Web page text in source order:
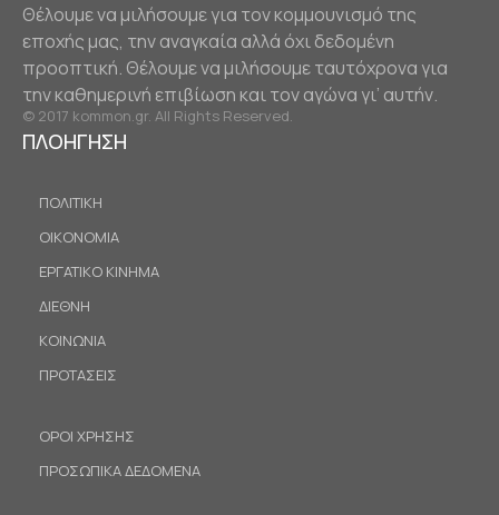
Θέλουμε να μιλήσουμε για τον κομμουνισμό της
εποχής μας, την αναγκαία αλλά όχι δεδομένη
προοπτική. Θέλουμε να μιλήσουμε ταυτόχρονα για
την καθημερινή επιβίωση και τον αγώνα γι’ αυτήν.
© 2017 kommon.gr. All Rights Reserved.
ΠΛΟΗΓΗΣΗ
ΠΟΛΙΤΙΚΗ
ΟΙΚΟΝΟΜΙΑ
ΕΡΓΑΤΙΚΟ ΚΙΝΗΜΑ
ΔΙΕΘΝΗ
ΚΟΙΝΩΝΙΑ
ΠΡΟΤΑΣΕΙΣ
ΟΡΟΙ ΧΡΗΣΗΣ
ΠΡΟΣΩΠΙΚΑ ΔΕΔΟΜΕΝΑ